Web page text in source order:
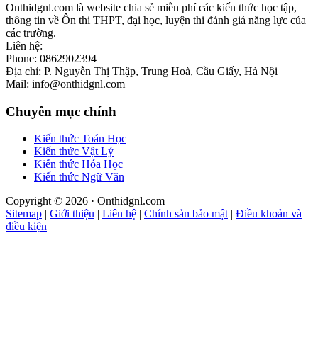
Onthidgnl.com là website chia sẻ miễn phí các kiến thức học tập,
thông tin về Ôn thi THPT, đại học, luyện thi đánh giá năng lực của
các trường.
Liên hệ:
Phone: 0862902394
Địa chỉ: P. Nguyễn Thị Thập, Trung Hoà, Cầu Giấy, Hà Nội
Mail: info@onthidgnl.com
Chuyên mục chính
Kiến thức Toán Học
Kiến thức Vật Lý
Kiến thức Hóa Học
Kiến thức Ngữ Văn
Copyright © 2026 · Onthidgnl.com
Sitemap | Giới thiệu | Liên hệ | Chính sản bảo mật| Điều khoản và
điều kiện